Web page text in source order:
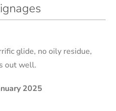
glide, no oily residue,
out well.
2025